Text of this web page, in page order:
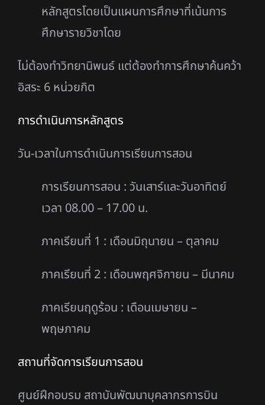
หลักสูตรโดยเป็นแผนการศึกษาที่เน้นการ
ศึกษารายวิชาโดย
ไม่ต้องทําวิทยานิพนธ์ แต่ต้องทําการศึกษาค้นคว้า
อิสระ 6 หน่วยกิต
การดําเนินการหลักสูตร
วัน-เวลาในการดําเนินการเรียนการสอน
การเรียนการสอน : วันเสาร์และวันอาทิตย์
เวลา 08.00 – 17.00 น.
ภาคเรียนที่ 1 : เดือนมิถุนายน – ตุลาคม
ภาคเรียนที่ 2 : เดือนพฤศจิกายน – มีนาคม
ภาคเรียนฤดูร้อน : เดือนเมษายน –
พฤษภาคม
สถานที่จัดการเรียนการสอน
ศูนย์ฝึกอบรม สถาบันพัฒนาบุคลากรการบิน